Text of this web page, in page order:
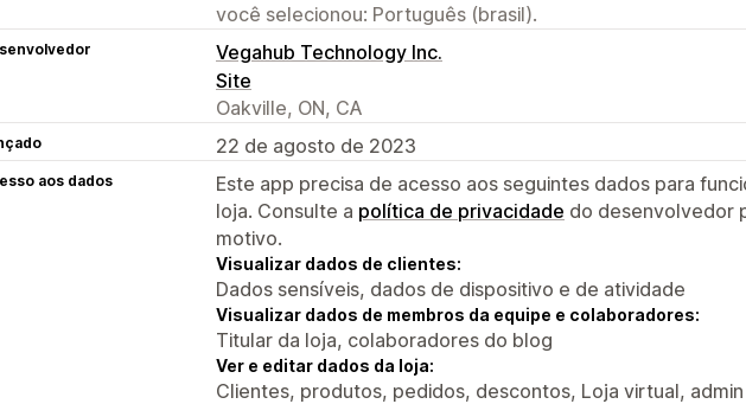
você selecionou: Português (brasil).
Vegahub Technology Inc.
Site
Oakville, ON, CA
22 de agosto de 2023
aos dados
Este app precisa de acesso aos seguintes dados para
loja. Consulte a política de privacidade do desenvolvedor
motivo.
Visualizar dados de clientes:
Dados sensíveis, dados de dispositivo e de atividade
Visualizar dados de membros da equipe e colaboradores:
Titular da loja, colaboradores do blog
Ver e editar dados da loja:
Clientes, produtos, pedidos, descontos, Loja virtual,